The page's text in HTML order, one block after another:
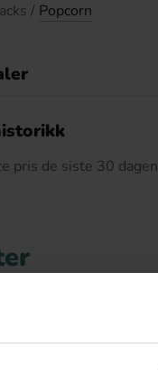
/ Popcorn
pris de siste 30